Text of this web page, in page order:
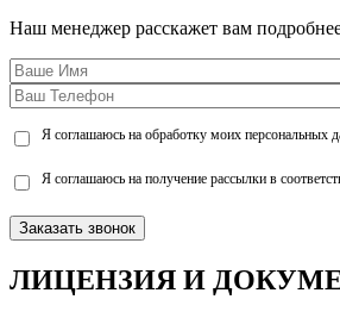
Наш менеджер расскажет вам
Я соглашаюсь на обработку моих персональных
Я соглашаюсь на получение рассылки в
ЛИЦЕНЗИЯ И